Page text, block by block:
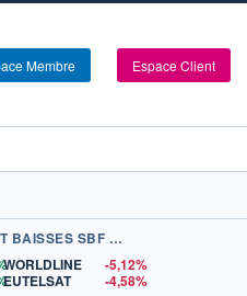
Membre Espace Client
+ FORTES HAUSSES ET BAISSES SBF 120
WORLDLINE
-5,12%
EUTELSAT
-4,58%